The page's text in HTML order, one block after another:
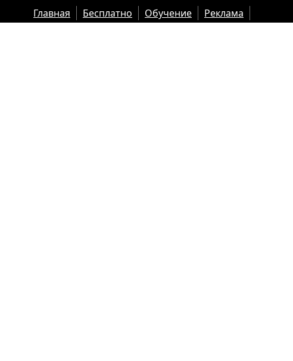
Главная Бесплатно Обучение Реклама